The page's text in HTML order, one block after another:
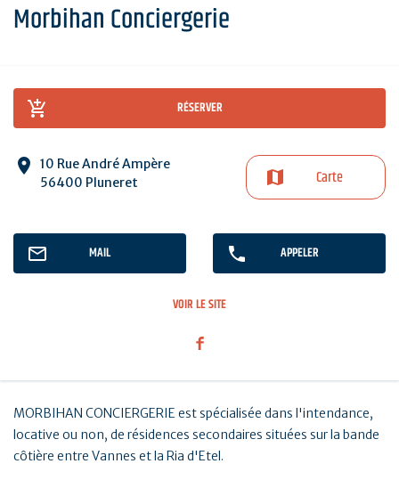
Morbihan Conciergerie
RÉSERVER
10 Rue André Ampère
56400 Pluneret
Carte
MAIL APPELER
VOIR LE SITE
MORBIHAN CONCIERGERIE est spécialisée dans l'intendance,
locative ou non, de résidences secondaires situées sur la bande
côtière entre Vannes et la Ria d'Etel.